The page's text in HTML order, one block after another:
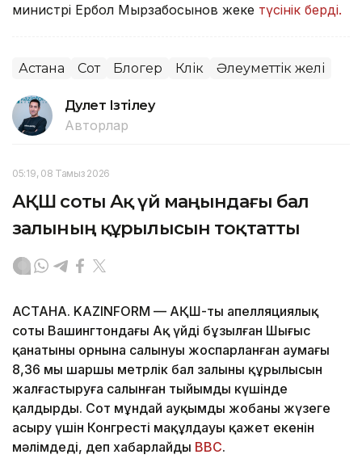
министрі Ербол Мырзабосынов жеке түсінік берді.
Астана Сот Блогер Көлік Әлеуметтік желі
Дәулет Ізтілеу
Авторлар
05:19, 08 Тамыз 2026
АҚШ соты Ақ үй маңындағы бал
залының құрылысын тоқтатты
АСТАНА. KAZINFORM — АҚШ-тың апелляциялық
соты Вашингтондағы Ақ үйдің бұзылған Шығыс
қанатының орнына салынуы жоспарланған аумағы
8,36 мың шаршы метрлік бал залының құрылысын
жалғастыруға салынған тыйымды күшінде
қалдырды. Сот мұндай ауқымды жобаны жүзеге
асыру үшін Конгрестің мақұлдауы қажет екенін
мәлімдеді, деп хабарлайды BBC.